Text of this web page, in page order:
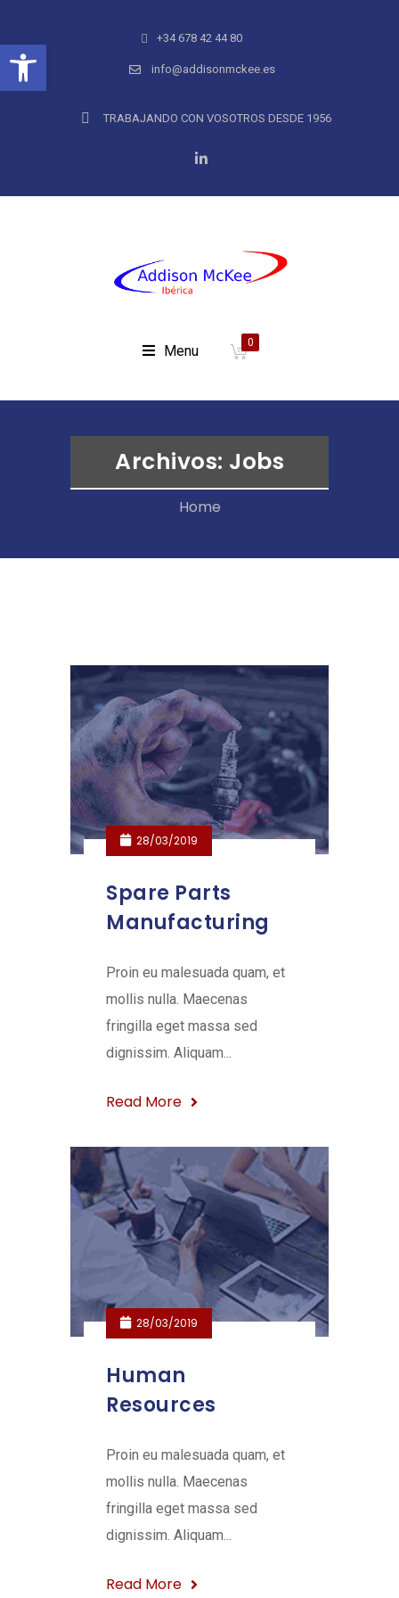
Abrir barra de herramientas+34 678 42 44 80
info@addisonmckee.es
TRABAJANDO CON VOSOTROS DESDE 1956
Menu 0
Archivos: Jobs
Home
28/03/2019
Spare Parts
Manufacturing
Proin eu malesuada quam, et
mollis nulla. Maecenas
fringilla eget massa sed
dignissim. Aliquam...
Read More
28/03/2019
Human
Resources
Proin eu malesuada quam, et
mollis nulla. Maecenas
fringilla eget massa sed
dignissim. Aliquam...
Read More